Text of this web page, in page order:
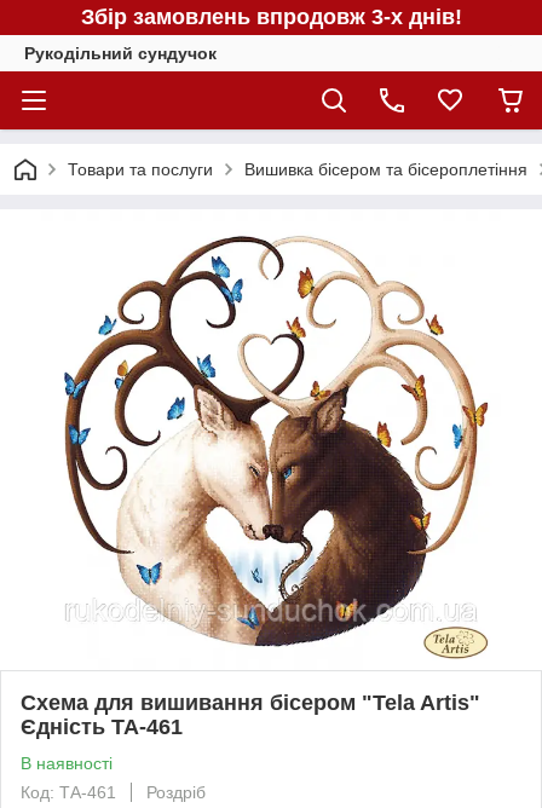
Збір замовлень впродовж 3-х днів!
Рукодільний сундучок
Товари та послуги Вишивка бісером та бісероплетіння
Схема для вишивання бісером "Tela Artis"
Єдність ТА-461
В наявності
Код: ТА-461
Роздріб